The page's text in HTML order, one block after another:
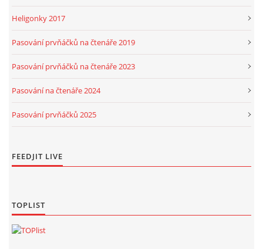
Heligonky 2017
Pasování prvňáčků na čtenáře 2019
Pasování prvňáčků na čtenáře 2023
Pasování na čtenáře 2024
Pasování prvňáčků 2025
FEEDJIT LIVE
TOPLIST